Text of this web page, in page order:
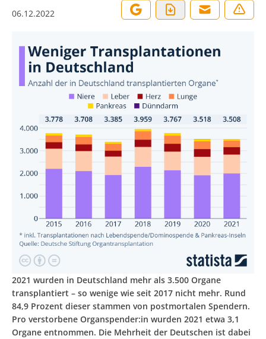
06.12.2022
2021 wurden in Deutschland mehr als 3.500 Organe
transplantiert – so wenige wie seit 2017 nicht mehr. Rund
84,9 Prozent dieser stammen von postmortalen Spendern.
Pro verstorbene Organspender:in wurden 2021 etwa 3,1
Organe entnommen. Die Mehrheit der Deutschen ist dabei